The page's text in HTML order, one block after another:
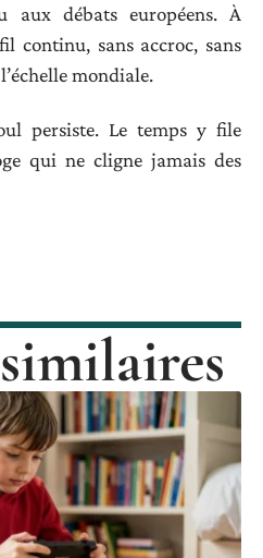
aux débats européens. À
continu, sans accroc, sans
mondiale.
persiste. Le temps y file
qui ne cligne jamais des